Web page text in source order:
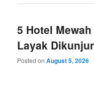
5 Hotel
Layak
Posted onAugust 5, 2026